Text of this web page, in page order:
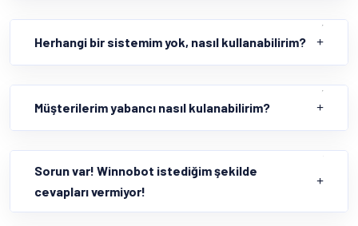
Herhangi bir sistemim yok, nasıl kullanabilirim?
Müşterilerim yabancı nasıl kulanabilirim?
Sorun var! Winnobot istediğim şekilde
cevapları vermiyor!